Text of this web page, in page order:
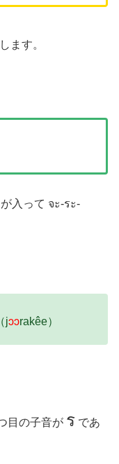
ます。
入って จะ-ระ-
（jɔɔrakêe）
目の子音が ร であ